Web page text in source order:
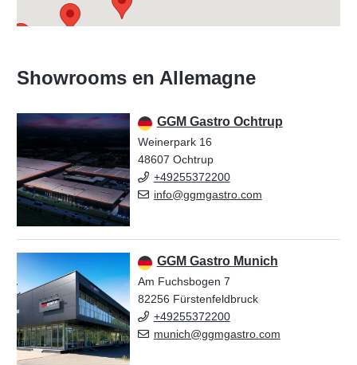
Showrooms en Allemagne
GGM Gastro Ochtrup
Weinerpark 16
48607 Ochtrup
+49255372200
info@ggmgastro.com
GGM Gastro Munich
Am Fuchsbogen 7
82256 Fürstenfeldbruck
+49255372200
munich@ggmgastro.com